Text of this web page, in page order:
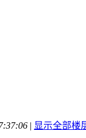
| 显示全部楼